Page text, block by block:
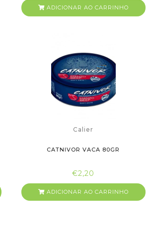
ADICIONAR AO CARRINHO
Calier
CATNIVOR VACA 80GR
€2,20
ADICIONAR AO CARRINHO